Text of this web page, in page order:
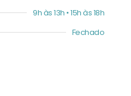
9h às 13h • 15h às 18h
Fechado